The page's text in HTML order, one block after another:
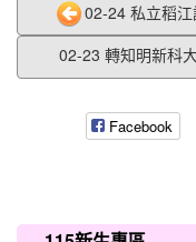
02-24 私立稻
02-23 轉知明新科
Facebook